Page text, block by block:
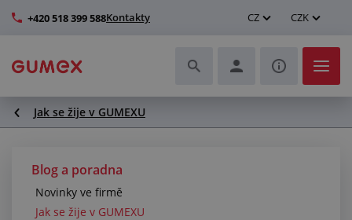
+420 518 399 588Kontakty CZ CZK
Hadice a jejich kompletace
Technické plasty
Jak se žije v GUMEXU
Blog a poradna
Novinky ve firmě
Jak se žije v GUMEXU